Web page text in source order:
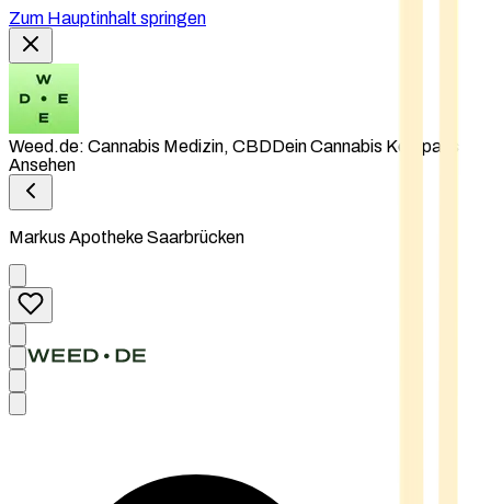
Zum Hauptinhalt springen
Weed.de: Cannabis Medizin, CBDDein Cannabis Kompass
Ansehen
Markus Apotheke Saarbrücken